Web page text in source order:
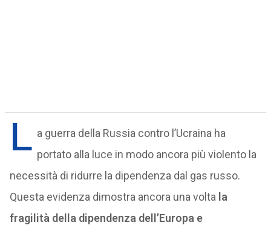
L a guerra della Russia contro l’Ucraina ha
portato alla luce in modo ancora più violento la
necessità di ridurre la dipendenza dal gas russo.
Questa evidenza dimostra ancora una volta la
fragilità della dipendenza dell’Europa e